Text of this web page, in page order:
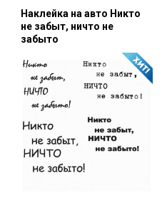
Наклейка на авто Никто
не забыт, ничто не
забыто